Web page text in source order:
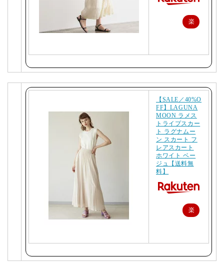
楽
【SALE／40%O
FF】LAGUNA
MOON ラメス
トライプスカー
ト ラグナムー
ン スカート フ
レアスカート
ホワイト ベー
ジュ【送料無
料】
楽